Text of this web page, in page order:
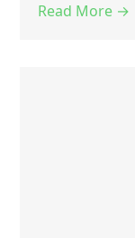
Read More →